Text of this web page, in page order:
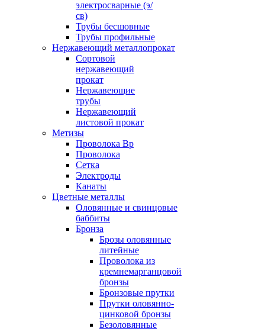
электросварные (э/
св)
Трубы бесшовные
Трубы профильные
Нержавеющий металлопрокат
Сортовой
нержавеющий
прокат
Нержавеющие
трубы
Нержавеющий
листовой прокат
Метизы
Проволока Вр
Проволока
Сетка
Электроды
Канаты
Цветные металлы
Оловянные и свинцовые
баббиты
Бронза
Брозы оловянные
литейные
Проволока из
кремнемарганцовой
бронзы
Бронзовые прутки
Прутки оловянно-
цинковой бронзы
Безоловянные